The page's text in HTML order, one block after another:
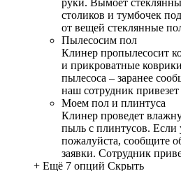
руки. Вымоет
столиков и тумбочек
от вещей стеклянные
Пылесосим пол
Клинер пропылесосит
и прикроватные
пылесоса – заранее
наш сотрудник
Моем пол и плинтуса
Клинер проведет
пыль с плинтусов. Если
пожалуйста, сообщите
заявки. Сотрудник
+ Ещё 7 опций Скрыть